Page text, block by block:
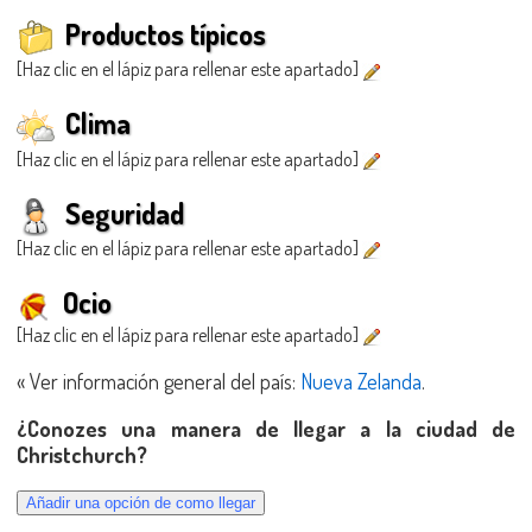
Productos típicos
[Haz clic en el lápiz para rellenar este apartado]
Clima
[Haz clic en el lápiz para rellenar este apartado]
Seguridad
[Haz clic en el lápiz para rellenar este apartado]
Ocio
[Haz clic en el lápiz para rellenar este apartado]
« Ver información general del país: Nueva Zelanda.
¿Conozes una manera de llegar a la ciudad de
Christchurch?